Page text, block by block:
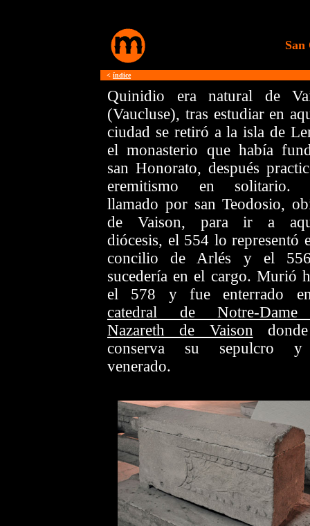
San
< índice
Quinidio era natural de
(Vaucluse), tras estudiar en
ciudad se retiró a la isla de
el monasterio que había
san Honorato, después
eremitismo en solitario.
llamado por san Teodosio,
de Vaison, para ir a
diócesis, el 554 lo representó
concilio de Arlés y el
sucedería en el cargo. Murió
el 578 y fue enterrado
catedral de Notre-
Nazareth de Vaison
conserva su sepulcro
venerado.